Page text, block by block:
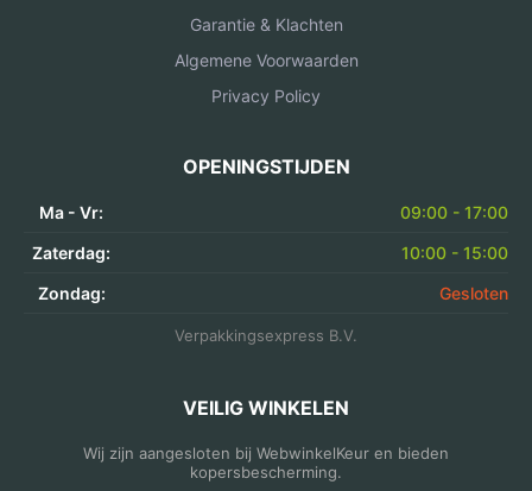
Garantie & Klachten
Algemene Voorwaarden
Privacy Policy
OPENINGSTIJDEN
Ma - Vr:
09:00 - 17:00
Zaterdag:
10:00 - 15:00
Zondag:
Gesloten
Verpakkingsexpress B.V.
VEILIG WINKELEN
Wij zijn aangesloten bij WebwinkelKeur en bieden
kopersbescherming.